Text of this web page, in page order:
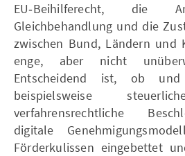
EU‑Beihilferecht, die
Gleichbehandlung und die
zwischen Bund, Ländern und
enge, aber nicht
Entscheidend ist, ob und
beispielsweise
verfahrensrechtliche
digitale
Förderkulissen eingebettet